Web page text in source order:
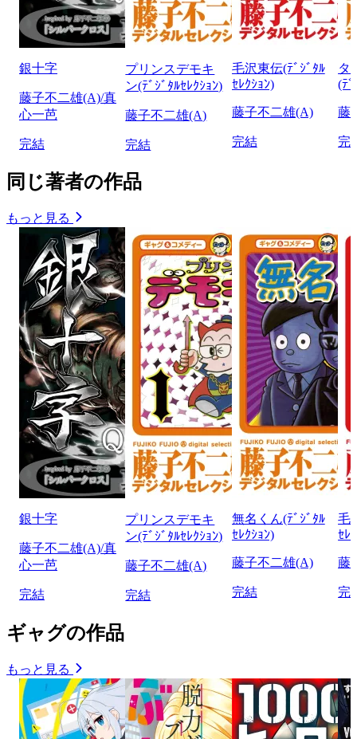
銀十字
藤子不二雄(A)/真
心一芭
完結
プリンスデモキ
ン(ﾃﾞｼﾞﾀﾙｾﾚｸｼｮﾝ)
藤子不二雄(A)
完結
毛沢東伝(ﾃﾞｼﾞﾀﾙ
ｾﾚｸｼｮﾝ)
藤子不二雄(A)
完結
タ
(ﾃﾞ
藤
完
同じ著者の作品
もっと見る
銀十字
藤子不二雄(A)/真
心一芭
完結
プリンスデモキ
ン(ﾃﾞｼﾞﾀﾙｾﾚｸｼｮﾝ)
藤子不二雄(A)
完結
無名くん(ﾃﾞｼﾞﾀﾙ
ｾﾚｸｼｮﾝ)
藤子不二雄(A)
完結
毛
ｾﾚ
藤
完
ギャグの作品
もっと見る